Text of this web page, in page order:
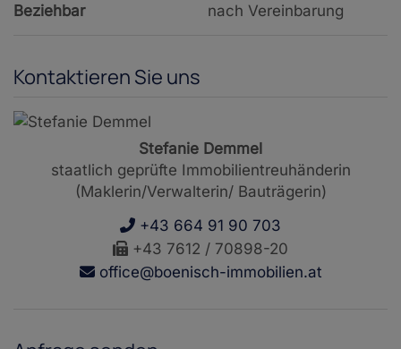
Beziehbar
nach Vereinbarung
Kontaktieren Sie uns
Stefanie Demmel
staatlich geprüfte Immobilientreuhänderin
(Maklerin/Verwalterin/ Bauträgerin)
+43 664 91 90 703
+43 7612 / 70898-20
office@boenisch-immobilien.at